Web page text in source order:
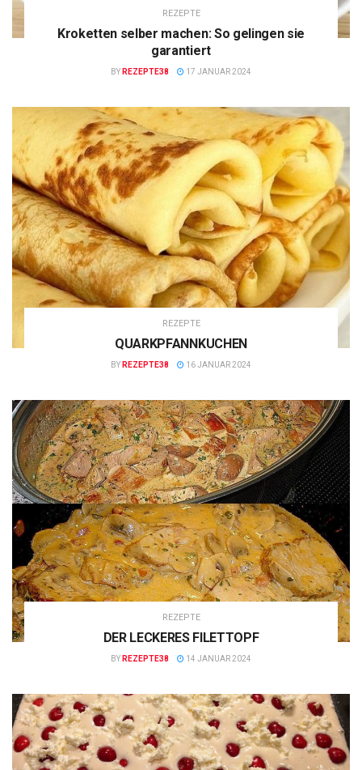
REZEPTE
Kroketten selber machen: So gelingen sie
garantiert
BY REZEPTE38 17 JANUAR 2024
REZEPTE
QUARKPFANNKUCHEN
BY REZEPTE38 16 JANUAR 2024
REZEPTE
DER LECKERES FILETTOPF
BY REZEPTE38 14 JANUAR 2024